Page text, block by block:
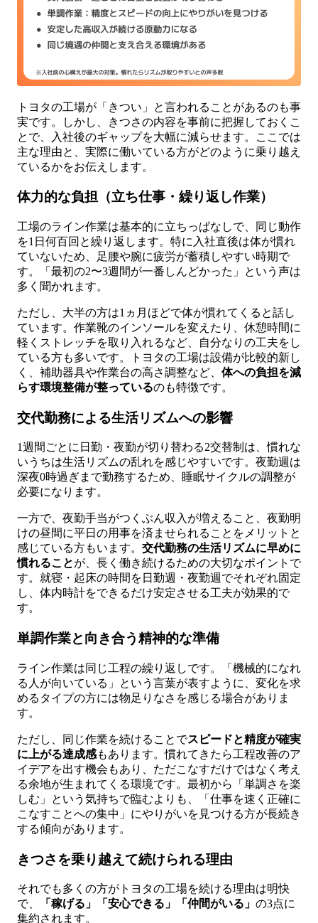
トヨタの工場が「きつい」と言われることがあるのも事
実です。しかし、きつさの内容を事前に把握しておくこ
とで、入社後のギャップを大幅に減らせます。ここでは
主な理由と、実際に働いている方がどのように乗り越え
ているかをお伝えします。
体力的な負担（立ち仕事・繰り返し作業）
工場のライン作業は基本的に立ちっぱなしで、同じ動作
を1日何百回と繰り返します。特に入社直後は体が慣れ
ていないため、足腰や腕に疲労が蓄積しやすい時期で
す。「最初の2〜3週間が一番しんどかった」という声は
多く聞かれます。
ただし、大半の方は1ヵ月ほどで体が慣れてくると話し
ています。作業靴のインソールを変えたり、休憩時間に
軽くストレッチを取り入れるなど、自分なりの工夫をし
ている方も多いです。トヨタの工場は設備が比較的新し
く、補助器具や作業台の高さ調整など、 体への負担を減
らす環境整備が整っているのも特徴です。
交代勤務による生活リズムへの影響
1週間ごとに日勤・夜勤が切り替わる2交替制は、慣れな
いうちは生活リズムの乱れを感じやすいです。夜勤週は
深夜0時過ぎまで勤務するため、睡眠サイクルの調整が
必要になります。
一方で、夜勤手当がつくぶん収入が増えること、夜勤明
けの昼間に平日の用事を済ませられることをメリットと
感じている方もいます。 交代勤務の生活リズムに早めに
慣れることが、長く働き続けるための大切なポイントで
す。就寝・起床の時間を日勤週・夜勤週でそれぞれ固定
し、体内時計をできるだけ安定させる工夫が効果的で
す。
単調作業と向き合う精神的な準備
ライン作業は同じ工程の繰り返しです。「機械的になれ
る人が向いている」という言葉が表すように、変化を求
めるタイプの方には物足りなさを感じる場合がありま
す。
ただし、同じ作業を続けることでスピードと精度が確実
に上がる達成感もあります。慣れてきたら工程改善のア
イデアを出す機会もあり、ただこなすだけではなく考え
る余地が生まれてくる環境です。最初から「単調さを楽
しむ」という気持ちで臨むよりも、「仕事を速く正確に
こなすことへの集中」にやりがいを見つける方が長続き
する傾向があります。
きつさを乗り越えて続けられる理由
それでも多くの方がトヨタの工場を続ける理由は明快
で、
「稼げる」「安心できる」「仲間がいる」 の3点に
集約されます。